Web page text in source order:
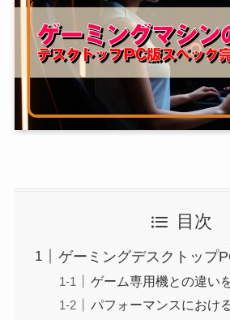
目次
ゲーミングデスクトップ
ゲーム専用機との違い
パフォーマンスにおけ